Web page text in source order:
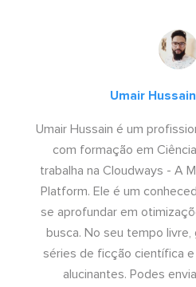
Umair
Umair Hussain é um
com formação em
trabalha na Cloudways - A
Platform. Ele é um
se aprofundar em
busca. No seu tempo
séries de ficção científica
alucinantes. Podes